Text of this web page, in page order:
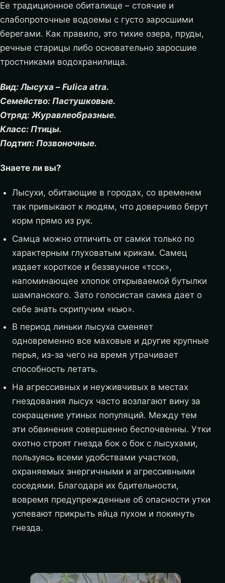
Ее традиционное обиталище – стоячие и
слабопроточные водоемы с густо заросшими
берегами. Как правило, это тихие озера, пруды,
речные старицы либо основательно заросшие
тростниками водохранилища.
Вид: Лысуха – Fulica atra.
Семейство: Пастушковые.
Отряд: Журавлеобразные.
Класс: Птицы.
Подтип: Позвоночные.
Знаете ли вы?
Лысухи, обитающие в городах, со временем
так привыкают к людям, что доверчиво берут
корм прямо из рук.
Самца можно отличить от самки только по
характерным глуховатым крикам. Самец
издает короткое и беззвучное «тсск»,
напоминающее хлопок открываемой бутылки
шампанского. Зато голосистая самка дает о
себе знать скрипучим «кью».
В период линьки лысуха сменяет
одновременно все маховые и другие крупные
перья, из-за чего на время утрачивает
способность летать.
На агрессивных и неуживчивых в местах
гнездования лысух часто возлагают вину за
сокращение утиных популяций. Между тем
эти обвинения совершенно беспочвенны. Утки
охотно строят гнезда бок о бок с лысухами,
пользуясь всеми удобствами участков,
охраняемых энергичными и агрессивными
соседями. Благодаря их бдительности,
вовремя предупрежденные об опасности утки
успевают прикрыть яйца пухом и покинуть
гнезда.